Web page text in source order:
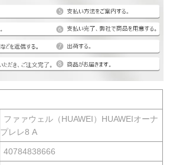
ファァウェル（HUAWEI）HUAWEIオーナ
プレレ8 A
40784838666